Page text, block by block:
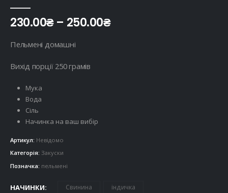
230.00₴– 250.00₴Price
Пельмені домашні
Вихід порції 250 грамів
Мука
Вода
Сіль
Начинка на ваш вибір
Артикул: Невідомо
Категорія: Закуски
Позначка: пельмені
НАЧИНКИ Свинина
індичка